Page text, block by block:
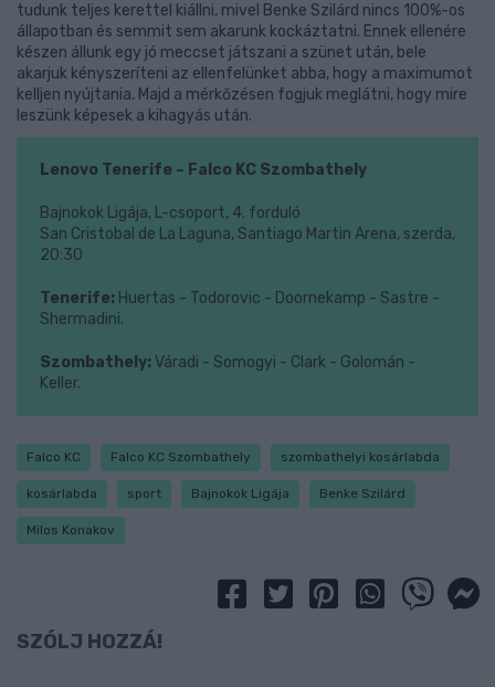
tudunk teljes kerettel kiállni, mivel Benke Szilárd nincs 100%-os
állapotban és semmit sem akarunk kockáztatni. Ennek ellenére
készen állunk egy jó meccset játszani a szünet után, bele
akarjuk kényszeríteni az ellenfelünket abba, hogy a maximumot
kelljen nyújtania. Majd a mérkőzésen fogjuk meglátni, hogy mire
leszünk képesek a kihagyás után.
Lenovo Tenerife – Falco KC Szombathely
Bajnokok Ligája, L-csoport, 4. forduló
San Cristobal de La Laguna, Santiago Martin Arena, szerda,
20:30
Tenerife:Huertas - Todorovic - Doornekamp - Sastre -
Shermadini.
Szombathely:Váradi - Somogyi - Clark - Golomán -
Keller.
Falco KC Falco KC Szombathely szombathelyi kosárlabda
kosárlabda sport Bajnokok Ligája Benke Szilárd
Milos Konakov
SZÓLJ HOZZÁ!